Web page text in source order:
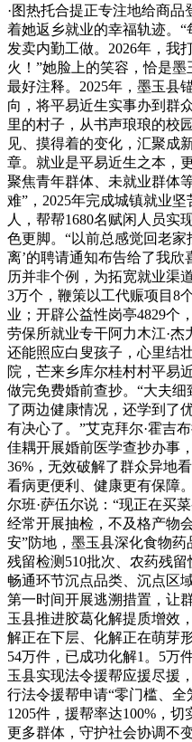
·图热托合提正专注地给商
着她返乡就业的幸福轨迹。
发卖内勤工做。2026年，我
火！”她脸上的笑容，恰是
最好注释。2025年，墨玉县
向，将平易近生实事办到群
里的村子，从书声琅琅的校
见、摸得着的变化，汇聚成
章。就业是平易近生之本，
聚焦青年群体、未就业群体
难”，2025年完成城镇就业
人，帮帮1680名赋闲人员实
色更脚。“以前总感觉回老
离’的聘请通知布告给了我欣
历并非个例，为拓宽就业渠
3万个，鞭策以工代赈项目8
业；开辟公益性岗亭4829个
劳保所就业专干阿力木江·杰
还能照应白叟孩子，心里结
院，芒来乡库尔桂村村平易
做完免费婚前查抄。“大夫
了两边健康情况，还学到了
有决心了。”艾克拜尔·霍吉
佳耦开展婚前医学查抄办事
36%，无效破解了群众异地
看病更便利、健康更有保障
尔班·萨伍尔说：“现正在买
经常开展抽检，不及格产物
安”防地，墨玉县深化食物
残留检测510批次、农药残留
畅通环节沉点品类、沉点区
第一时间开展逃溯措置，让
玉县推进胶葛化解提质增效
解正在下层、化解正在萌芽
54万件，已成功化解1。5万
玉县实现法令援帮应援尽援
行法令援帮申请“零门槛、
1205件，援帮率达100%，
更多群体，守护社会协调不